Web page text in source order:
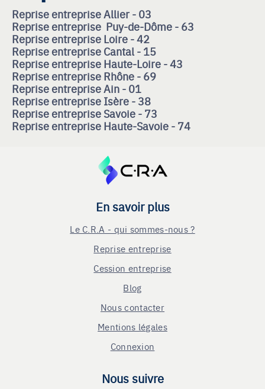
Reprise entreprise Allier - 03
Reprise entreprise Puy-de-Dôme - 63
Reprise entreprise Loire - 42
Reprise entreprise Cantal - 15
Reprise entreprise Haute-Loire - 43
Reprise entreprise Rhône - 69
Reprise entreprise Ain - 01
Reprise entreprise Isère - 38
Reprise entreprise Savoie - 73
Reprise entreprise Haute-Savoie - 74
En savoir plus
Le C.R.A - qui sommes-nous ?
Reprise entreprise
Cession entreprise
Blog
Nous contacter
Mentions légales
Connexion
Nous suivre